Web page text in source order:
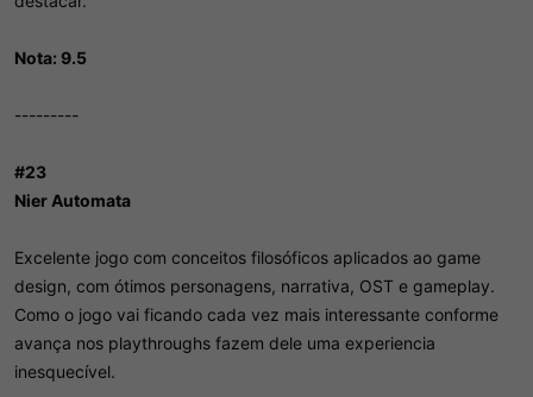
Nota: 9.5
---------
#23
Nier Automata
Excelente jogo com conceitos filosóficos aplicados ao game
design, com ótimos personagens, narrativa, OST e gameplay.
Como o jogo vai ficando cada vez mais interessante conforme
avança nos playthroughs fazem dele uma experiencia
inesquecível.